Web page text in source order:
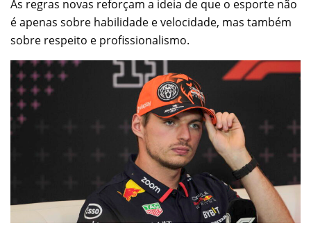
As regras novas reforçam a ideia de que o esporte não
é apenas sobre habilidade e velocidade, mas também
sobre respeito e profissionalismo.